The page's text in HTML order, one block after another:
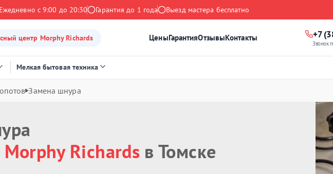
с 9:00 до 20:30 Гарантия до 1 года Выезд мастера бесплатно
центр Morphy Richards ЦеныГарантияОтзывыКонтакты +7
Звонок
Мелкая бытовая техника
Замена шнура
Morphy Richards в Томске